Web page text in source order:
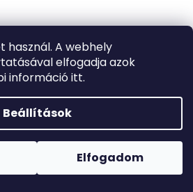
használ. A webhely
elfogadja azok
információ itt.
Beállítások
Elfogadom
a csomagautomatákba
hőmérsékletre érzékeny
biztos, hogy optimális állapotban